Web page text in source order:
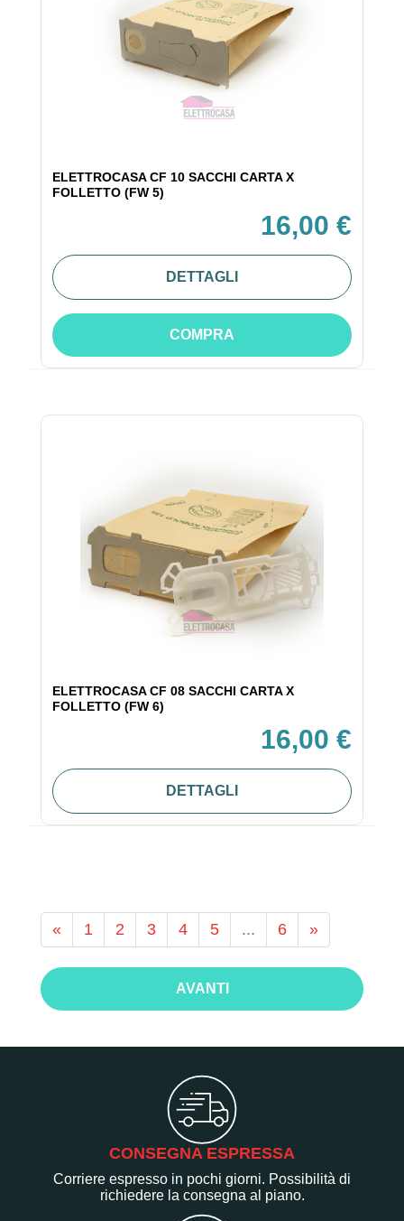
ELETTROCASA CF 10 SACCHI CARTA X
FOLLETTO (FW 5)
16,00 €
DETTAGLI
COMPRA
ELETTROCASA CF 08 SACCHI CARTA X
FOLLETTO (FW 6)
16,00 €
DETTAGLI
« 1 2 3 4 5 ... 6 »
AVANTI
CONSEGNA ESPRESSA
Corriere espresso in pochi giorni. Possibilità di
richiedere la consegna al piano.